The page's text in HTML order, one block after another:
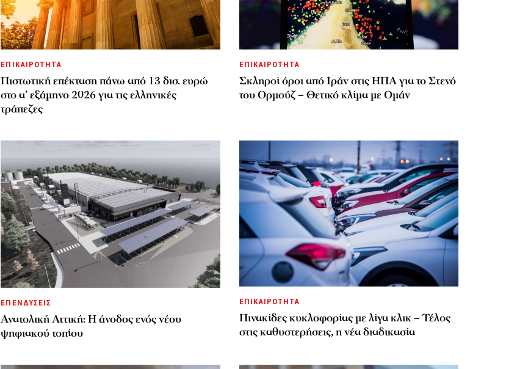
ΕΠΙΚΑΙΡΟΤΗΤΑ
Πιστωτική επέκταση πάνω από 13 δισ. ευρώ
στο α’ εξάμηνο 2026 για τις ελληνικές
τράπεζες
ΕΠΙΚΑΙΡΟΤΗΤΑ
Σκληροί όροι από Ιράν στις ΗΠΑ για το Στενό
του Ορμούζ – Θετικό κλίμα με Ομάν
ΕΠΕΝΔΥΣΕΙΣ
Ανατολική Αττική: Η άνοδος ενός νέου
ψηφιακού τοπίου
ΕΠΙΚΑΙΡΟΤΗΤΑ
Πινακίδες κυκλοφορίας με λίγα κλικ – Τέλος
στις καθυστερήσεις, η νέα διαδικασία